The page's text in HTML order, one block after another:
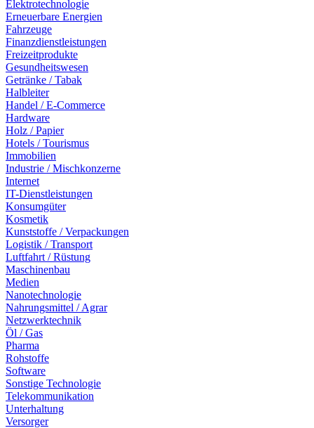
Elektrotechnologie
Erneuerbare Energien
Fahrzeuge
Finanzdienstleistungen
Freizeitprodukte
Gesundheitswesen
Getränke / Tabak
Halbleiter
Handel / E-Commerce
Hardware
Holz / Papier
Hotels / Tourismus
Immobilien
Industrie / Mischkonzerne
Internet
IT-Dienstleistungen
Konsumgüter
Kosmetik
Kunststoffe / Verpackungen
Logistik / Transport
Luftfahrt / Rüstung
Maschinenbau
Medien
Nanotechnologie
Nahrungsmittel / Agrar
Netzwerktechnik
Öl / Gas
Pharma
Rohstoffe
Software
Sonstige Technologie
Telekommunikation
Unterhaltung
Versorger